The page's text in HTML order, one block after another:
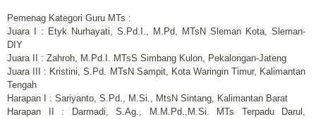
Pemenag Kategori Guru MTs :
Juara I : Etyk Nurhayati, S.Pd.I., M.Pd, MTsN Sleman Kota, Sleman-
DIY
Juara II : Zahroh, M.Pd.I. MTsS Simbang Kulon, Pekalongan-Jateng
Juara III : Kristini, S.Pd. MTsN Sampit, Kota Waringin Timur, Kalimantan
Tengah
Harapan I : Sariyanto, S.Pd., M.Si., MtsN Sintang, Kalimantan Barat
Harapan II : Darmadi, S.Ag., M.M.Pd.,M.Si. MTs Terpadu Darul,